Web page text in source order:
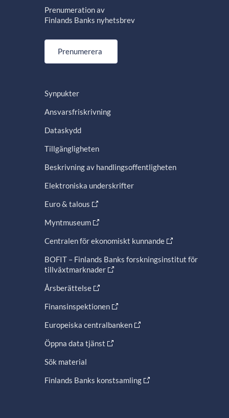
Prenumeration av
Finlands Banks nyhetsbrev
Prenumerera
Synpukter
Ansvarsfriskrivning
Dataskydd
Tillgängligheten
Beskrivning av handlingsoffentligheten
Elektroniska underskrifter
Euro & talous
Myntmuseum
Centralen för ekonomiskt kunnande
BOFIT – Finlands Banks forskningsinstitut för
tillväxtmarknader
Årsberättelse
Finansinspektionen
Europeiska centralbanken
Öppna data tjänst
Sök material
Finlands Banks konstsamling